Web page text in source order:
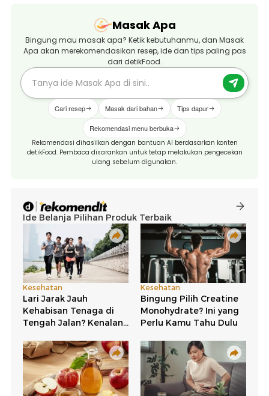
Masak Apa
Bingung mau masak apa? Ketik kebutuhanmu, dan Masak
Apa akan merekomendasikan resep, ide dan tips paling pas
dari detikFood.
Cari resep Masak dari bahan Tips dapur
Rekomendasi menu berbuka
Rekomendasi dihasilkan dengan bantuan AI berdasarkan konten
detikFood. Pembaca disarankan untuk tetap melakukan pengecekan
ulang sebelum digunakan.